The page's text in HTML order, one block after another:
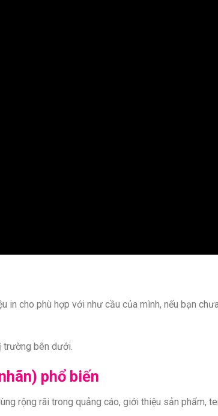
in cho phù hợp với như cầu của mình, nếu bạn
trường bên dưới.
phổ biến
rộng rãi trong quảng cáo, giới thiệu sản phẩm,